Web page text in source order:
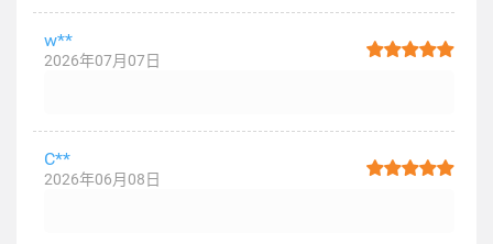
w**
2026年07月07日
C**
2026年06月08日